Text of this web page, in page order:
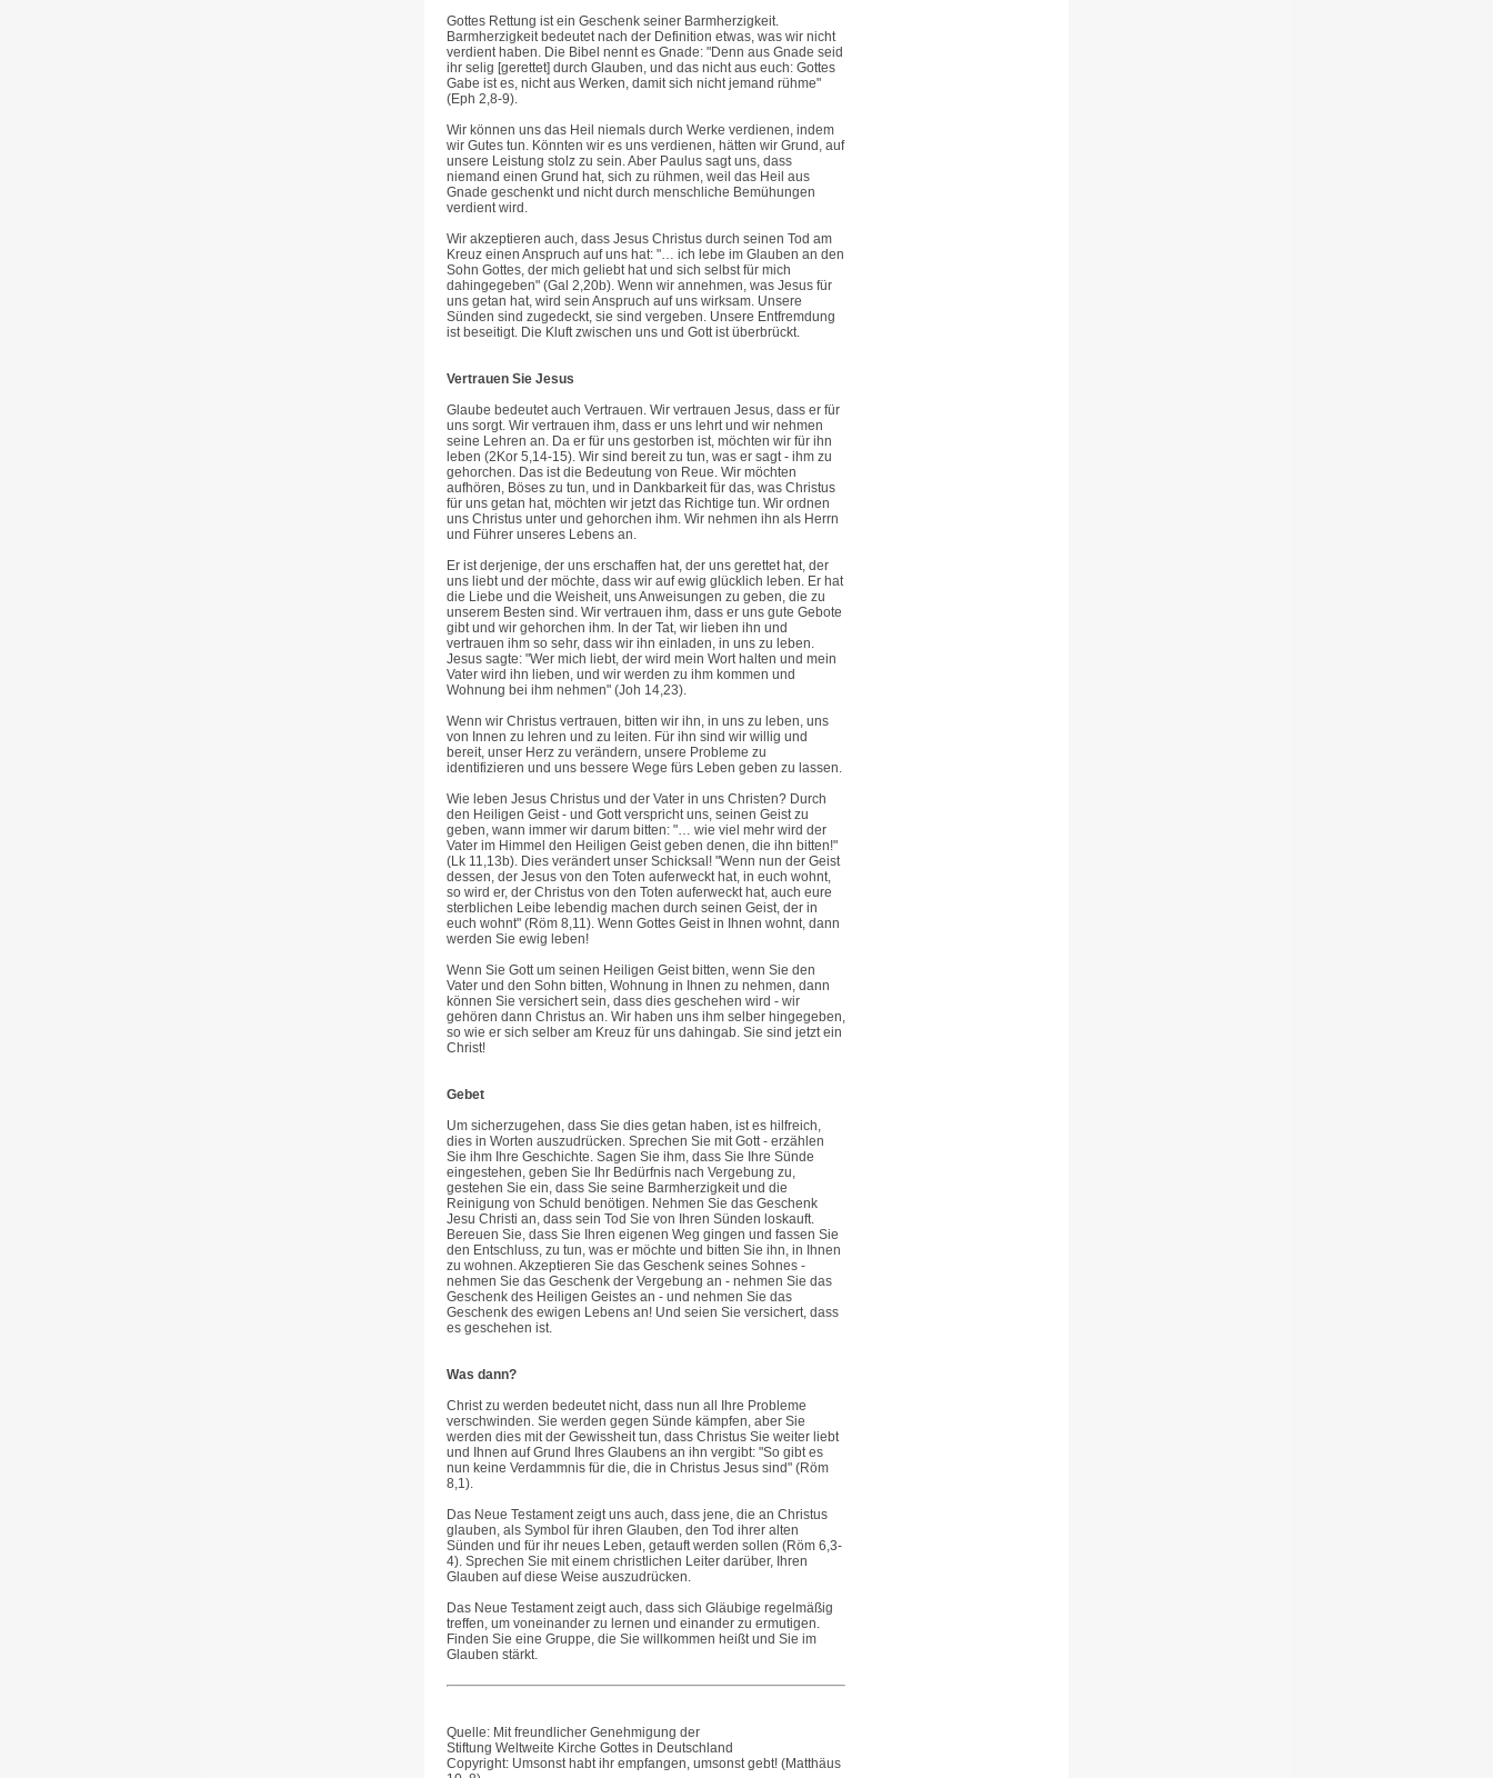
Gottes Rettung ist ein Geschenk seiner Barmherzigkeit.
Barmherzigkeit bedeutet nach der Definition etwas, was wir nicht
verdient haben. Die Bibel nennt es Gnade: "Denn aus Gnade seid
ihr selig [gerettet] durch Glauben, und das nicht aus euch: Gottes
Gabe ist es, nicht aus Werken, damit sich nicht jemand rühme"
(Eph 2,8-9).
Wir können uns das Heil niemals durch Werke verdienen, indem
wir Gutes tun. Könnten wir es uns verdienen, hätten wir Grund, auf
unsere Leistung stolz zu sein. Aber Paulus sagt uns, dass
niemand einen Grund hat, sich zu rühmen, weil das Heil aus
Gnade geschenkt und nicht durch menschliche Bemühungen
verdient wird.
Wir akzeptieren auch, dass Jesus Christus durch seinen Tod am
Kreuz einen Anspruch auf uns hat: "… ich lebe im Glauben an den
Sohn Gottes, der mich geliebt hat und sich selbst für mich
dahingegeben" (Gal 2,20b). Wenn wir annehmen, was Jesus für
uns getan hat, wird sein Anspruch auf uns wirksam. Unsere
Sünden sind zugedeckt, sie sind vergeben. Unsere Entfremdung
ist beseitigt. Die Kluft zwischen uns und Gott ist überbrückt.
Vertrauen Sie Jesus
Glaube bedeutet auch Vertrauen. Wir vertrauen Jesus, dass er für
uns sorgt. Wir vertrauen ihm, dass er uns lehrt und wir nehmen
seine Lehren an. Da er für uns gestorben ist, möchten wir für ihn
leben (2Kor 5,14-15). Wir sind bereit zu tun, was er sagt - ihm zu
gehorchen. Das ist die Bedeutung von Reue. Wir möchten
aufhören, Böses zu tun, und in Dankbarkeit für das, was Christus
für uns getan hat, möchten wir jetzt das Richtige tun. Wir ordnen
uns Christus unter und gehorchen ihm. Wir nehmen ihn als Herrn
und Führer unseres Lebens an.
Er ist derjenige, der uns erschaffen hat, der uns gerettet hat, der
uns liebt und der möchte, dass wir auf ewig glücklich leben. Er hat
die Liebe und die Weisheit, uns Anweisungen zu geben, die zu
unserem Besten sind. Wir vertrauen ihm, dass er uns gute Gebote
gibt und wir gehorchen ihm. In der Tat, wir lieben ihn und
vertrauen ihm so sehr, dass wir ihn einladen, in uns zu leben.
Jesus sagte: "Wer mich liebt, der wird mein Wort halten und mein
Vater wird ihn lieben, und wir werden zu ihm kommen und
Wohnung bei ihm nehmen" (Joh 14,23).
Wenn wir Christus vertrauen, bitten wir ihn, in uns zu leben, uns
von Innen zu lehren und zu leiten. Für ihn sind wir willig und
bereit, unser Herz zu verändern, unsere Probleme zu
identifizieren und uns bessere Wege fürs Leben geben zu lassen.
Wie leben Jesus Christus und der Vater in uns Christen? Durch
den Heiligen Geist - und Gott verspricht uns, seinen Geist zu
geben, wann immer wir darum bitten: "… wie viel mehr wird der
Vater im Himmel den Heiligen Geist geben denen, die ihn bitten!"
(Lk 11,13b). Dies verändert unser Schicksal! "Wenn nun der Geist
dessen, der Jesus von den Toten auferweckt hat, in euch wohnt,
so wird er, der Christus von den Toten auferweckt hat, auch eure
sterblichen Leibe lebendig machen durch seinen Geist, der in
euch wohnt" (Röm 8,11). Wenn Gottes Geist in Ihnen wohnt, dann
werden Sie ewig leben!
Wenn Sie Gott um seinen Heiligen Geist bitten, wenn Sie den
Vater und den Sohn bitten, Wohnung in Ihnen zu nehmen, dann
können Sie versichert sein, dass dies geschehen wird - wir
gehören dann Christus an. Wir haben uns ihm selber hingegeben,
so wie er sich selber am Kreuz für uns dahingab. Sie sind jetzt ein
Christ!
Gebet
Um sicherzugehen, dass Sie dies getan haben, ist es hilfreich,
dies in Worten auszudrücken. Sprechen Sie mit Gott - erzählen
Sie ihm Ihre Geschichte. Sagen Sie ihm, dass Sie Ihre Sünde
eingestehen, geben Sie Ihr Bedürfnis nach Vergebung zu,
gestehen Sie ein, dass Sie seine Barmherzigkeit und die
Reinigung von Schuld benötigen. Nehmen Sie das Geschenk
Jesu Christi an, dass sein Tod Sie von Ihren Sünden loskauft.
Bereuen Sie, dass Sie Ihren eigenen Weg gingen und fassen Sie
den Entschluss, zu tun, was er möchte und bitten Sie ihn, in Ihnen
zu wohnen. Akzeptieren Sie das Geschenk seines Sohnes -
nehmen Sie das Geschenk der Vergebung an - nehmen Sie das
Geschenk des Heiligen Geistes an - und nehmen Sie das
Geschenk des ewigen Lebens an! Und seien Sie versichert, dass
es geschehen ist.
Was dann?
Christ zu werden bedeutet nicht, dass nun all Ihre Probleme
verschwinden. Sie werden gegen Sünde kämpfen, aber Sie
werden dies mit der Gewissheit tun, dass Christus Sie weiter liebt
und Ihnen auf Grund Ihres Glaubens an ihn vergibt: "So gibt es
nun keine Verdammnis für die, die in Christus Jesus sind" (Röm
8,1).
Das Neue Testament zeigt uns auch, dass jene, die an Christus
glauben, als Symbol für ihren Glauben, den Tod ihrer alten
Sünden und für ihr neues Leben, getauft werden sollen (Röm 6,3-
4). Sprechen Sie mit einem christlichen Leiter darüber, Ihren
Glauben auf diese Weise auszudrücken.
Das Neue Testament zeigt auch, dass sich Gläubige regelmäßig
treffen, um voneinander zu lernen und einander zu ermutigen.
Finden Sie eine Gruppe, die Sie willkommen heißt und Sie im
Glauben stärkt.
Quelle: Mit freundlicher Genehmigung der
Stiftung Weltweite Kirche Gottes in Deutschland
Copyright: Umsonst habt ihr empfangen, umsonst gebt! (Matthäus